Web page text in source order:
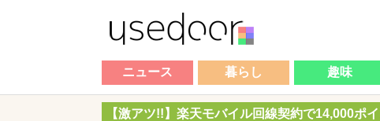
ニュース 暮らし 趣味
【激アツ!!】楽天モバイル回線契約で14,000ポ